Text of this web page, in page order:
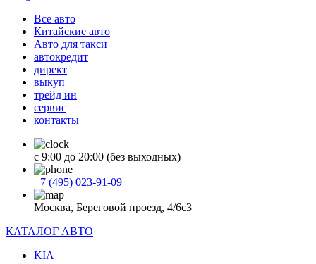
Все авто
Китайские авто
Авто для такси
автокредит
директ
выкуп
трейд ин
сервис
контакты
с 9:00 до 20:00 (без выходных)
+7 (495) 023-91-09
Москва, Береговой проезд, 4/6с3
КАТАЛОГ АВТО
KIA